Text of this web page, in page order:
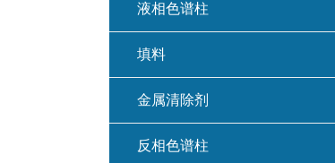
液相色谱柱
填料
金属清除剂
反相色谱柱